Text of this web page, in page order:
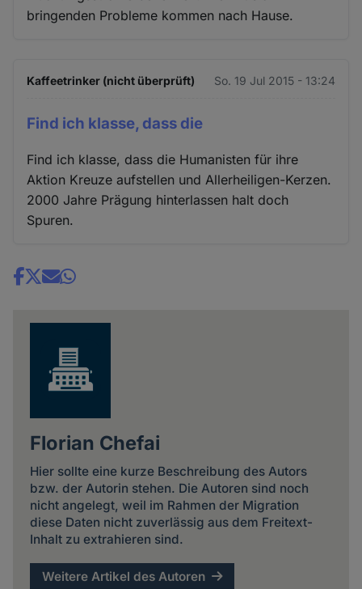
bringenden Probleme kommen nach Hause.
Kaffeetrinker (nicht überprüft) So. 19 Jul 2015 - 13:24
Find ich klasse, dass die
Find ich klasse, dass die Humanisten für ihre
Aktion Kreuze aufstellen und Allerheiligen-Kerzen.
2000 Jahre Prägung hinterlassen halt doch
Spuren.
Share
Florian Chefai
Hier sollte eine kurze Beschreibung des Autors
bzw. der Autorin stehen. Die Autoren sind noch
nicht angelegt, weil im Rahmen der Migration
diese Daten nicht zuverlässig aus dem Freitext-
Inhalt zu extrahieren sind.
Weitere Artikel des Autoren